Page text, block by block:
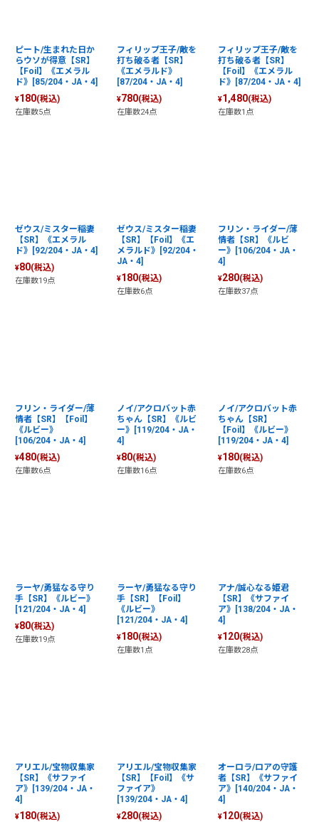
ピート/生まれた日か
らウソが得意【SR】
【Foil】《エメラル
ド》[85/204・JA・4]
¥180(税込)
在庫数5点
フィリップ王子/敵を
打ち破る者【SR】
《エメラルド》
[87/204・JA・4]
¥780(税込)
在庫数24点
フィリップ王子/敵を
打ち破る者【SR】
【Foil】《エメラル
ド》[87/204・JA・4]
¥1,480(税込)
在庫数1点
ゼウス/ミスター稲妻
【SR】《エメラル
ド》[92/204・JA・4]
¥80(税込)
在庫数19点
ゼウス/ミスター稲妻
【SR】【Foil】《エ
メラルド》[92/204・
JA・4]
¥180(税込)
在庫数6点
フリン・ライダー/薄
情者【SR】《ルビ
ー》[106/204・JA・
4]
¥280(税込)
在庫数37点
フリン・ライダー/薄
情者【SR】【Foil】
《ルビー》
[106/204・JA・4]
¥480(税込)
在庫数6点
ノイ/アクロバット赤
ちゃん【SR】《ルビ
ー》[119/204・JA・
4]
¥80(税込)
在庫数16点
ノイ/アクロバット赤
ちゃん【SR】
【Foil】《ルビー》
[119/204・JA・4]
¥180(税込)
在庫数6点
ラーヤ/勇猛なる守り
手【SR】《ルビー》
[121/204・JA・4]
¥80(税込)
在庫数19点
ラーヤ/勇猛なる守り
手【SR】【Foil】
《ルビー》
[121/204・JA・4]
¥180(税込)
在庫数1点
アナ/誠心なる姫君
【SR】《サファイ
ア》[138/204・JA・
4]
¥120(税込)
在庫数28点
アリエル/宝物収集家
【SR】《サファイ
ア》[139/204・JA・
4]
¥180(税込)
アリエル/宝物収集家
【SR】【Foil】《サ
ファイア》
[139/204・JA・4]
¥280(税込)
オーロラ/ロアの守護
者【SR】《サファイ
ア》[140/204・JA・
4]
¥120(税込)